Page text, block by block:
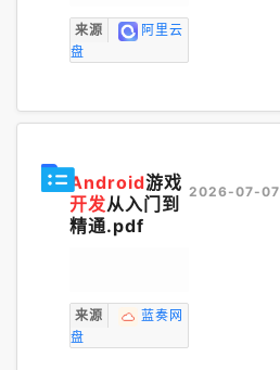
来源
阿里云
盘
Android游戏
开发从入门到
精通.pdf
来源
蓝奏网
盘
2026-07-07